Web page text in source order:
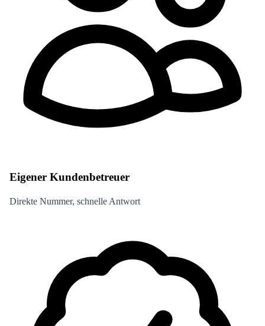
Eigener Kundenbetreuer
Direkte Nummer, schnelle Antwort